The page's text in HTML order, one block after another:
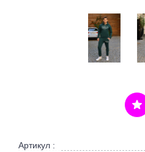
Артикул :